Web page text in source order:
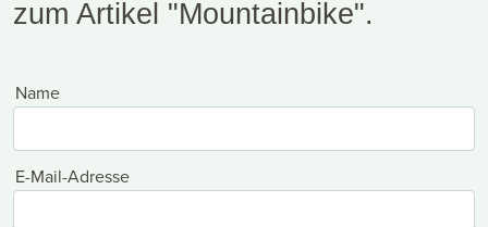
zum Artikel "Mountainbike".
Name
E-Mail-Adresse